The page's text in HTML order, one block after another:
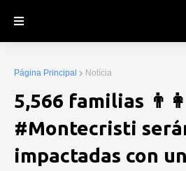
Página Principal Notícia
5,566 familias
#Montecristi
impactadas con